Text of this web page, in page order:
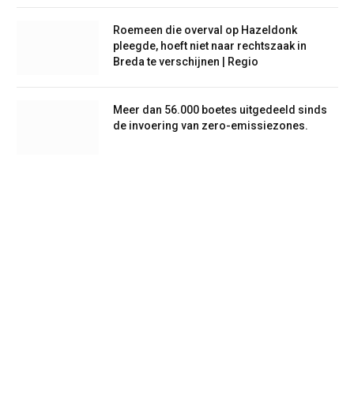
Roemeen die overval op Hazeldonk
pleegde, hoeft niet naar rechtszaak in
Breda te verschijnen | Regio
Meer dan 56.000 boetes uitgedeeld sinds
de invoering van zero-emissiezones.